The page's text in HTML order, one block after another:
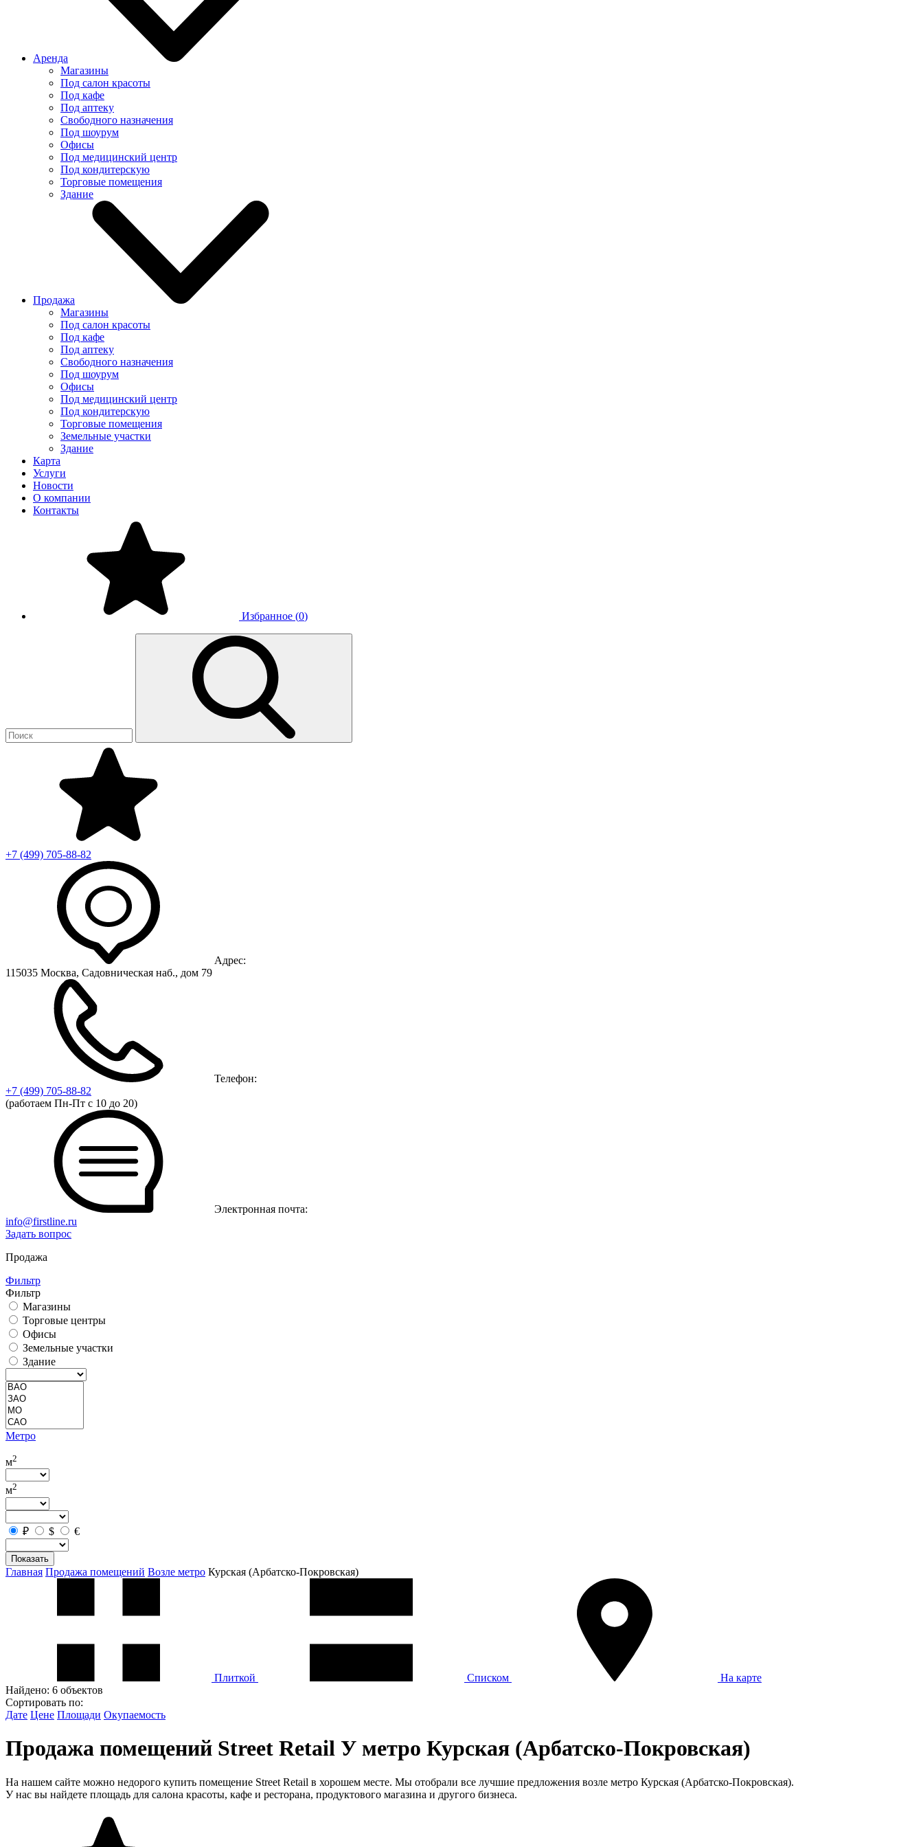
Аренда
Магазины
Под салон красоты
Под кафе
Под аптеку
Свободного назначения
Под шоурум
Офисы
Под медицинский центр
Под кондитерскую
Торговые помещения
Здание
Продажа
Магазины
Под салон красоты
Под кафе
Под аптеку
Свободного назначения
Под шоурум
Офисы
Под медицинский центр
Под кондитерскую
Торговые помещения
Земельные участки
Здание
Карта
Услуги
Новости
О компании
Контакты
Избранное (0)
+7 (499) 705-88-82
Адрес:
115035 Москва, Садовническая наб., дом 79
Телефон:
+7 (499) 705-88-82
(работаем Пн-Пт с 10 до 20)
Электронная почта:
info@firstline.ru
Задать вопрос
Продажа
Фильтр
Фильтр
Магазины
Торговые центры
Офисы
Земельные участки
Здание
Метро
м2
м2
₽ $ €
Показать
Главная Продажа помещений Возле метро Курская (Арбатско-Покровская)
Плиткой Списком
На карте
Найдено: 6 объектов
Сортировать по:
Дате Цене Площади Окупаемость
Продажа помещений Street Retail У метро Курская (Арбатско-Покровская)
На нашем сайте можно недорого купить помещение Street Retail в хорошем месте. Мы отобрали все лучшие предложения возле метро Курская (Арбатско-Покровская).
У нас вы найдете площадь для салона красоты, кафе и ресторана, продуктового магазина и другого бизнеса.